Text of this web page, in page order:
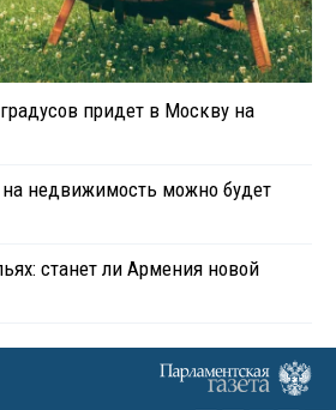
придет в Москву на
на недвижимость можно будет
станет ли Армения новой